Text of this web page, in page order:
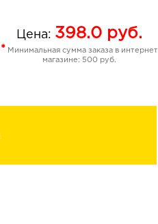
Цена: 398.0 руб.
* Минимальная сумма заказа в интернет
магазине: 500 руб.